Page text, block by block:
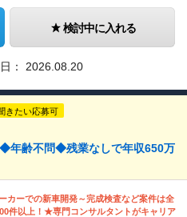
検討中に入れる
： 2026.08.20
きたい応募可
年齢不問◆残業なしで年収650万
カーでの新車開発～完成検査など案件は全
件以上！★専門コンサルタントがキャリア